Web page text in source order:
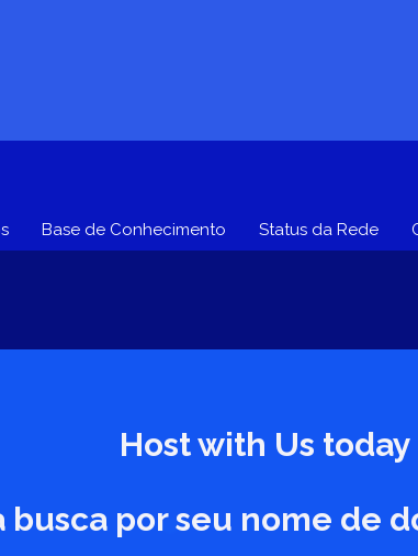
Base de Conhecimento Status da Rede
Host with Us today
busca por seu nome de